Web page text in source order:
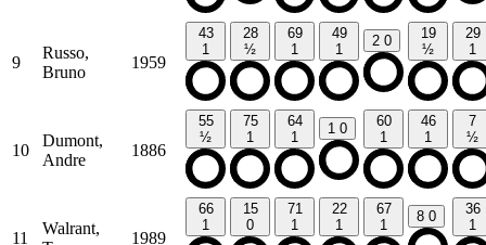
9
Russo,
Bruno
1959
43
1
28
½
69
1
49
1
2 0
19
½
29
1
10
Dumont,
Andre
1886
55
½
75
1
64
1
1 0
60
1
46
1
7
½
11
Walrant,
1989
66
1
15
0
71
1
22
1
67
1
8 0
36
1